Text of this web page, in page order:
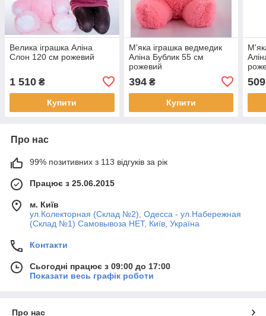
Велика іграшка Аліна
Слон 120 см рожевий
1 510 ₴
Купити
М'яка іграшка ведмедик
Аліна Бублик 55 см
рожевий
394₴
Купити
509
Про нас
99% позитивних з 113 відгуків за рік
Працює з 25.06.2015
м. Київ
ул.Колекторная (Склад №2), Одесса - ул.Набережная
(Склад №1) Самовывоза НЕТ, Київ, Україна
Контакти
Сьогодні працює з 09:00 до 17:00
Показати весь графік роботи
Про нас